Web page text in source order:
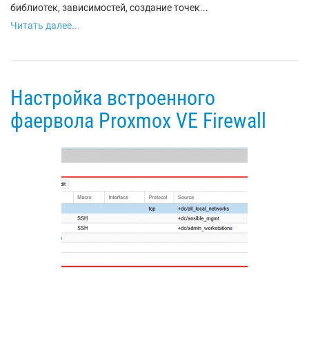
библиотек, зависимостей, создание точек...
Читать далее...
Настройка встроенного
фаервола Proxmox VE Firewall